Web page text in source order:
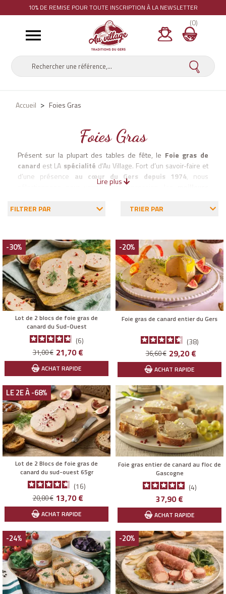
10% DE REMISE POUR TOUTE INSCRIPTION À LA NEWSLETTER

(0)
Accueil Foies Gras
Foies Gras
Présent sur la plupart des tables de fête, le Foie gras de
canard est LA spécialité d’Au Village. Fort d’un savoir-faire et
d’une présence au cœur du Gers depuis 1974, nous
sélectionnons pour vous, sans concession, les
exigence, tous nos
foies gras entiers, mi-cuits ou en
qualité et d’origine garantie. Comme les Gersois, faites d’un
repas de famille ou d’un apéritif raffiné une bonne occasion de
déguster unFoie gras du Sud-Ouest…
Lire plus
FILTRER PAR TRIER PAR
-30%
Lot de 2 blocs de foie gras de
canard du Sud-Ouest
6
Prix
de
base
31,00 € Prix
21,70 €
ACHAT RAPIDE
-20%
Foie gras de canard entier du Gers
38
Prix
de
base
36,60 € Prix
29,20 €
ACHAT RAPIDE
LE 2E À -68%
Lot de 2 Blocs de foie gras de
canard du sud-ouest 65gr
16
Prix
de
base
20,80 € Prix
13,70 €
ACHAT RAPIDE
Foie gras entier de canard au floc de
Gascogne
4
Prix
37,90 €
ACHAT RAPIDE
-24% -20%